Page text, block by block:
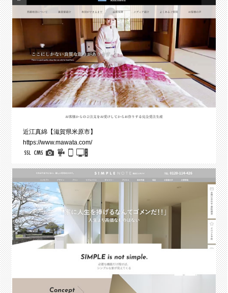
近江真綿【滋賀県米原市】
https://www.mawata.com/